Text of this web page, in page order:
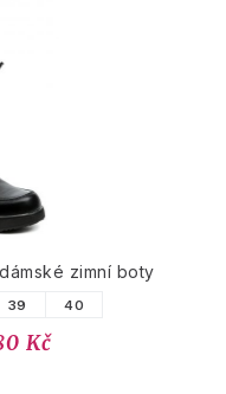
zimní boty
39 40
Kč